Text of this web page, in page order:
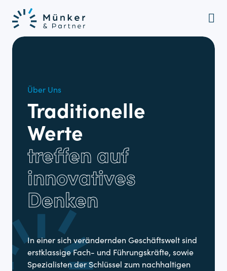
content
Über Uns
Traditionelle
Werte
treffen auf
innovatives
Denken
In einer sich verändernden Geschäftswelt sind
erstklassige Fach- und Führungskräfte, sowie
Spezialisten der Schlüssel zum nachhaltigen